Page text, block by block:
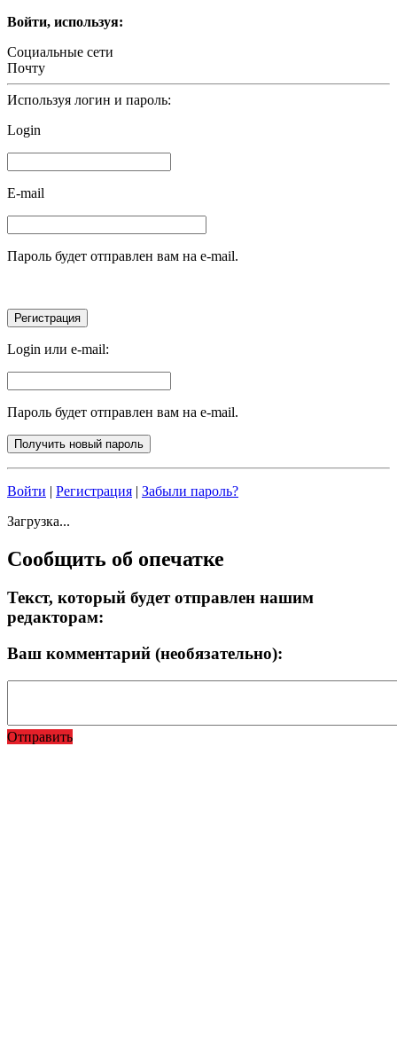
Войти, используя:
Социальные сети
Почту
Используя логин и пароль:
Login
E-mail
Пароль будет отправлен вам на e-mail.
Login или e-mail:
Пароль будет отправлен вам на e-mail.
Войти | Регистрация | Забыли пароль?
Загрузка...
Сообщить об опечатке
Текст, который будет отправлен нашим
редакторам:
Ваш комментарий (необязательно):
Отправить